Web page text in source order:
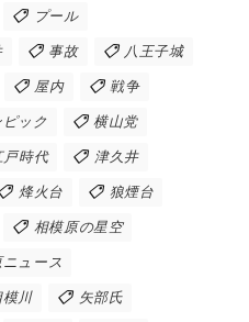
プール
事故 八王子城
屋内 戦争
ック 横山党
戸時代 津久井
烽火台 狼煙台
相模原の星空
ュース
模川 矢部氏